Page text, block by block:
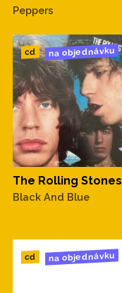
Peppers
cd na objednávku
The Rolling Stones
Black And Blue
cd na objednávku